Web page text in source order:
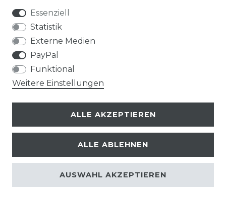
© Copyright 2026 | Alle Rechte vorbehalten.
Essenziell
Statistik
Externe Medien
PayPal
Funktional
Weitere Einstellungen
ALLE AKZEPTIEREN
ALLE ABLEHNEN
AUSWAHL AKZEPTIEREN